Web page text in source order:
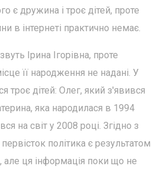
є дружина і троє дітей, проте
в інтернеті практично немає.
Ірина Ігорівна, проте
її народження не надані. У
троє дітей: Олег, який з'явився
яка народилася в 1994
на світ у 2008 році. Згідно з
політика є результатом
ця інформація поки що не